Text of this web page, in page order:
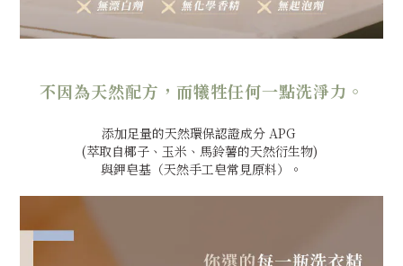
不因為天然配方， 而犧牲任何一點洗淨力。
添加足量的天然環保認證成分 APG
(萃取自椰子、玉米、馬鈴薯的天然衍生物)
與鉀皂基（天然手工皂常見原料）。